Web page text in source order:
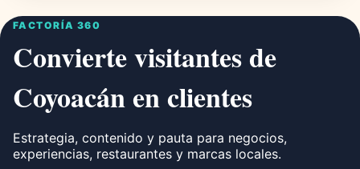
FACTORÍA 360
Convierte visitantes de
Coyoacán en clientes
Estrategia, contenido y pauta para negocios,
experiencias, restaurantes y marcas locales.